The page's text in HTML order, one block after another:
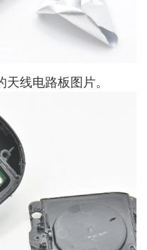
线电路板图片。